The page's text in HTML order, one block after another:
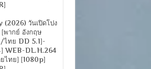
วันเปิดโปง
พากย์ อังกฤษ
ไทย DD 5.1]-
WEB-DL.H.264
ไทย] [1080p]